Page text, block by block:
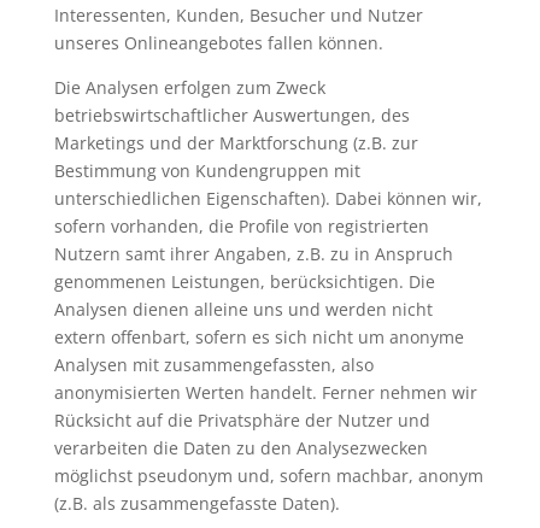
Interessenten, Kunden, Besucher und Nutzer
unseres Onlineangebotes fallen können.
Die Analysen erfolgen zum Zweck
betriebswirtschaftlicher Auswertungen, des
Marketings und der Marktforschung (z.B. zur
Bestimmung von Kundengruppen mit
unterschiedlichen Eigenschaften). Dabei können wir,
sofern vorhanden, die Profile von registrierten
Nutzern samt ihrer Angaben, z.B. zu in Anspruch
genommenen Leistungen, berücksichtigen. Die
Analysen dienen alleine uns und werden nicht
extern offenbart, sofern es sich nicht um anonyme
Analysen mit zusammengefassten, also
anonymisierten Werten handelt. Ferner nehmen wir
Rücksicht auf die Privatsphäre der Nutzer und
verarbeiten die Daten zu den Analysezwecken
möglichst pseudonym und, sofern machbar, anonym
(z.B. als zusammengefasste Daten).